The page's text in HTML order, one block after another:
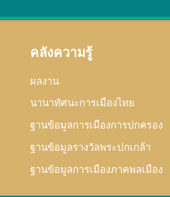
คลังความรู้
ผลงาน
นานาทัศนะการเมืองไทย
ฐานข้อมูลการเมืองการปกครอง
ฐานข้อมูลรางวัลพระปกเกล้า
ฐานข้อมูลการเมืองภาคพลเมือง